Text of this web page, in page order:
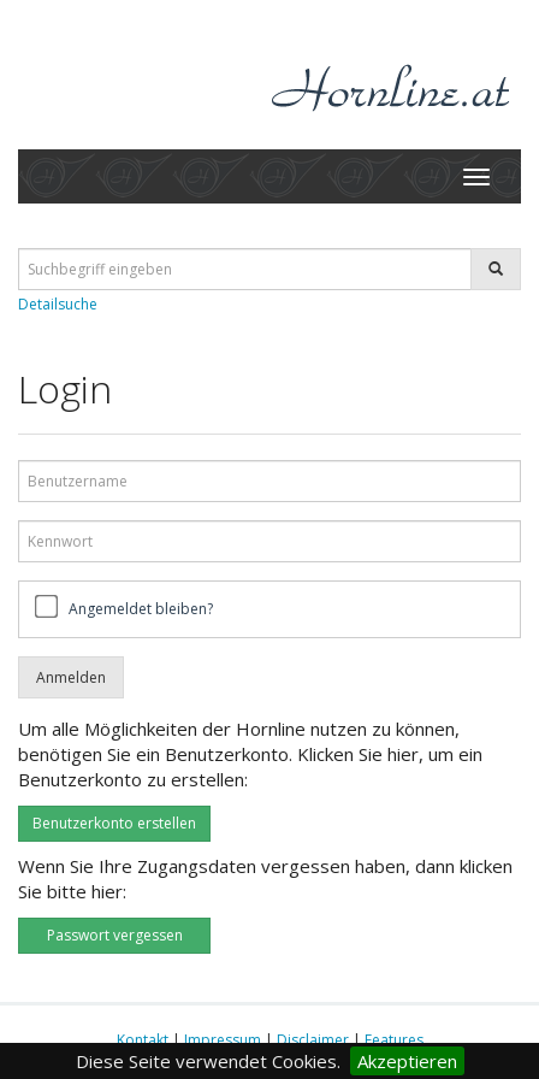
Diese Seite verwendet Cookies. Akzeptieren
Toggle
Detailsuche
Login
bleiben?Angemeldet bleiben?
Um alle Möglichkeiten der Hornline nutzen zu können,
benötigen Sie ein Benutzerkonto. Klicken Sie hier, um ein
Benutzerkonto zu erstellen:
Benutzerkonto erstellen
Wenn Sie Ihre Zugangsdaten vergessen haben, dann klicken
Sie bitte hier:
Passwort vergessen
Kontakt|Impressum|Disclaimer|Features